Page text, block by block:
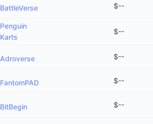
BattleVerse $--
Penguin
Karts
$--
Adroverse $--
FantomPAD $--
BitBegin $--